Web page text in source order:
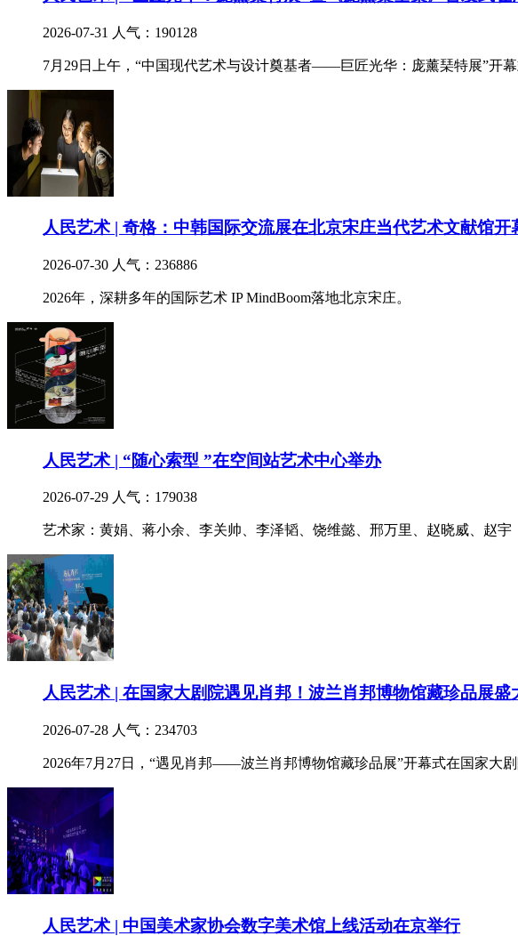
2026-07-31 人气：190128
7月29日上午，“中国现代艺术与设计奠基者——巨匠光华：庞薰琹特展”开
人民艺术 | 奇格：中韩国际交流展在北京宋庄当代艺术文献馆开
2026-07-30 人气：236886
2026年，深耕多年的国际艺术 IP MindBoom落地北京宋庄。
人民艺术 | “随心索型 ”在空间站艺术中心举办
2026-07-29 人气：179038
艺术家：黄娟、蒋小余、李关帅、李泽韬、饶维懿、邢万里、赵晓威、赵宇
人民艺术 | 在国家大剧院遇见肖邦！波兰肖邦博物馆藏珍品展盛
2026-07-28 人气：234703
2026年7月27日，“遇见肖邦——波兰肖邦博物馆藏珍品展”开幕式在国家大
人民艺术 | 中国美术家协会数字美术馆上线活动在京举行